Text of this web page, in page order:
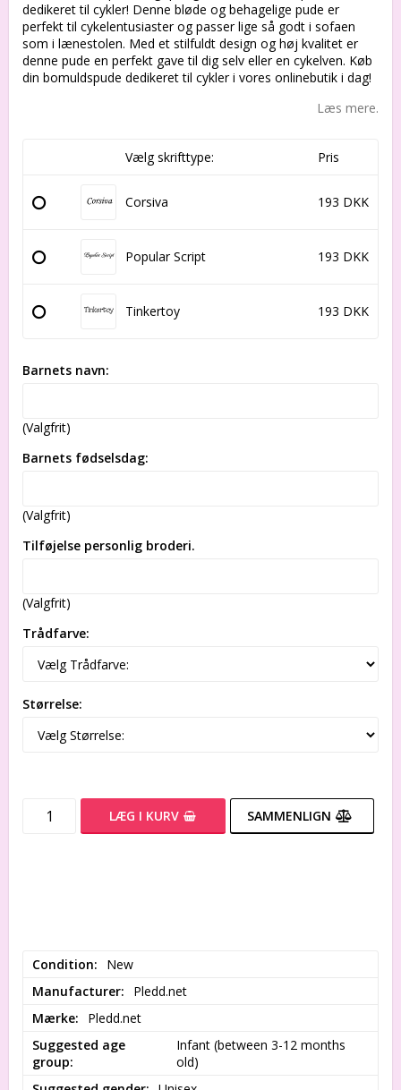
dedikeret til cykler! Denne bløde og behagelige pude er
perfekt til cykelentusiaster og passer lige så godt i sofaen
som i lænestolen. Med et stilfuldt design og høj kvalitet er
denne pude en perfekt gave til dig selv eller en cykelven. Køb
din bomuldspude dedikeret til cykler i vores onlinebutik i dag!
Læs mere.
Vælg skrifttype: Pris
Corsiva 193 DKK
Popular Script 193 DKK
Tinkertoy 193 DKK
Barnets navn:
(Valgfrit)
Barnets fødselsdag:
(Valgfrit)
Tilføjelse personlig broderi.
(Valgfrit)
Trådfarve:
Størrelse:
LÆG I KURV SAMMENLIGN
Condition
New
Manufacturer
Pledd.net
Mærke
Pledd.net
Suggested age
group
Infant (between 3-12 months
old)